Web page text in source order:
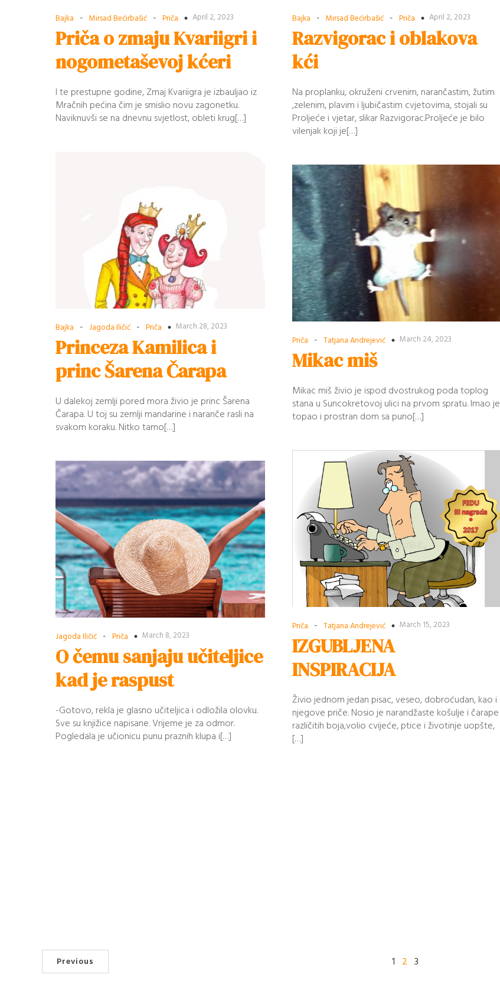
Bajka - Mirsad Bećirbašić - Priča April 2, 2023
Priča o zmaju Kvariigri i
nogometaševoj kćeri
I te prestupne godine, Zmaj Kvariigra je izbauljao iz
Mračnih pećina čim je smislio novu zagonetku.
Naviknuvši se na dnevnu svjetlost, obleti krug[…]
Bajka - Mirsad Bećirbašić - Priča April 2, 2023
Razvigorac i oblakova
kći
Na proplanku, okruženi crvenim, narančastim, žutim
,zelenim, plavim i ljubičastim cvjetovima, stojali su
Proljeće i vjetar, slikar Razvigorac.Proljeće je bilo
vilenjak koji je[…]
Bajka - Jagoda Iličić - Priča March 28, 2023
Princeza Kamilica i
princ Šarena Čarapa
U dalekoj zemlji pored mora živio je princ Šarena
Čarapa. U toj su zemlji mandarine i naranče rasli na
svakom koraku. Nitko tamo[…]
Priča - Tatjana Andrejević March 24, 2023
Mikac miš
Mikac miš živio je ispod dvostrukog poda toplog
stana u Suncokretovoj ulici na prvom spratu. Imao je
topao i prostran dom sa puno[…]
Priča - Tatjana Andrejević March 15, 2023
IZGUBLJENA
INSPIRACIJA
Živio jednom jedan pisac, veseo, dobroćudan, kao i
njegove priče. Nosio je narandžaste košulje i čarape
različitih boja,volio cvijeće, ptice i životinje uopšte,
[…]
Jagoda Iličić - Priča March 8, 2023
O čemu sanjaju učiteljice
kad je raspust
-Gotovo, rekla je glasno učiteljica i odložila olovku.
Sve su knjižice napisane. Vrijeme je za odmor.
Pogledala je učionicu punu praznih klupa i[…]
Previous 1 2 3